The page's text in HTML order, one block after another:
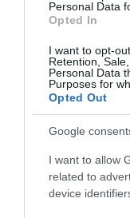
Personal Data
Opted In
I want to opt-
Retention,
Personal Data
Purposes for
Opted Out
Google
I want to allow
related to
device